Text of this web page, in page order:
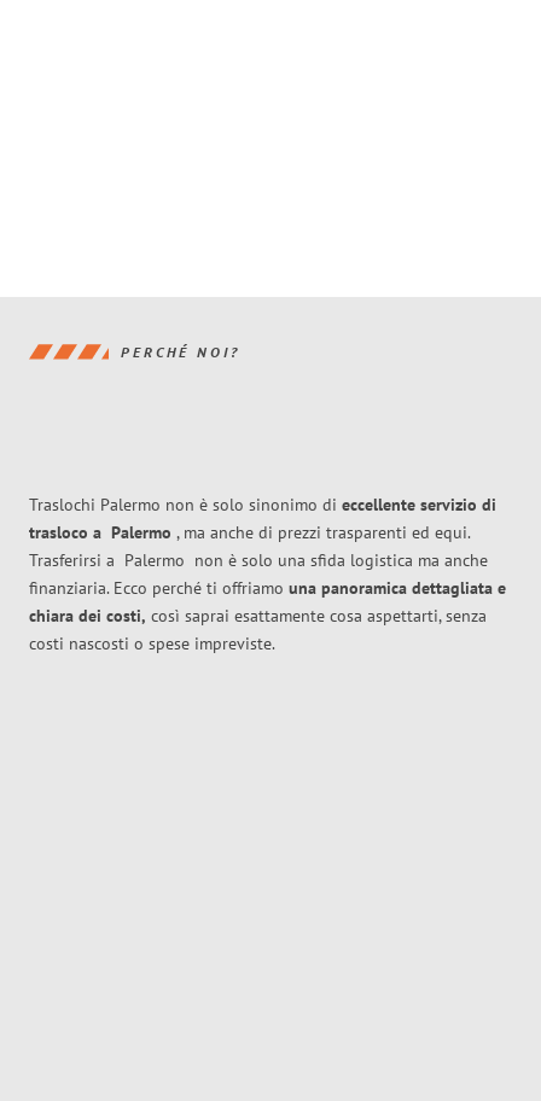
PERCHÉ NOI?
Traslochi Palermo non è solo sinonimo di eccellente servizio di
trasloco a Palermo , ma anche di prezzi trasparenti ed equi.
Trasferirsi a Palermo non è solo una sfida logistica ma anche
finanziaria. Ecco perché ti offriamo una panoramica dettagliata e
chiara dei costi, così saprai esattamente cosa aspettarti, senza
costi nascosti o spese impreviste.